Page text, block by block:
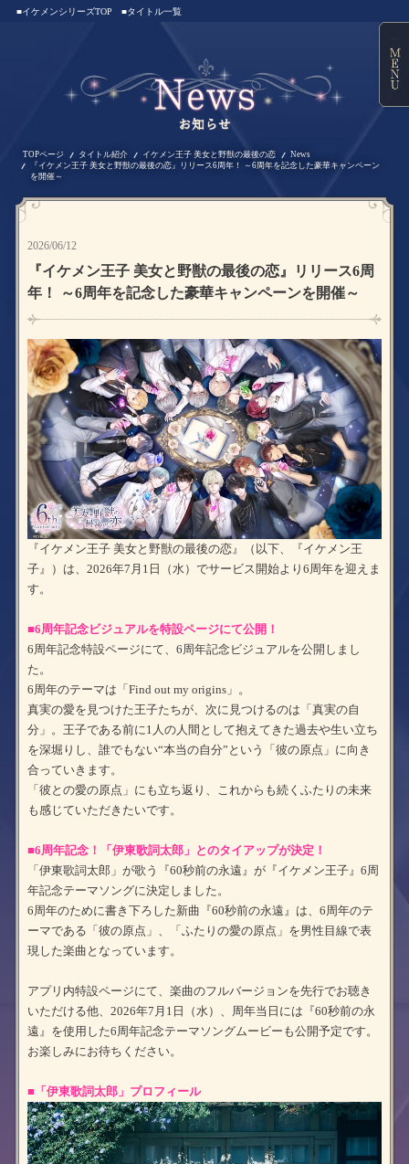
■イケメンシリーズTOP ■タイトル一覧
TOPページ タイトル紹介 イケメン王子 美女と野獣の最後の恋
News
『イケメン王子 美女と野獣の最後の恋』リリース6周年！ ～6周年を記念した豪華キャンペーン
を開催～
2026/06/12
『イケメン王子 美女と野獣の最後の恋』リリース6周
年！ ～6周年を記念した豪華キャンペーンを開催～
『イケメン王子 美女と野獣の最後の恋』（以下、『イケメン王
子』）は、2026年7月1日（水）でサービス開始より6周年を迎えま
す。
■6周年記念ビジュアルを特設ページにて公開！
6周年記念特設ページにて、6周年記念ビジュアルを公開しまし
た。
6周年のテーマは「Find out my origins」。
真実の愛を見つけた王子たちが、次に見つけるのは「真実の自
分」。王子である前に1人の人間として抱えてきた過去や生い立ち
を深堀りし、誰でもない“本当の自分”という「彼の原点」に向き
合っていきます。
「彼との愛の原点」にも立ち返り、これからも続くふたりの未来
も感じていただきたいです。
■6周年記念！「伊東歌詞太郎」とのタイアップが決定！
「伊東歌詞太郎」が歌う『60秒前の永遠』が『イケメン王子』6周
年記念テーマソングに決定しました。
6周年のために書き下ろした新曲『60秒前の永遠』は、6周年のテ
ーマである「彼の原点」、「ふたりの愛の原点」を男性目線で表
現した楽曲となっています。
アプリ内特設ページにて、楽曲のフルバージョンを先行でお聴き
いただける他、2026年7月1日（水）、周年当日には『60秒前の永
遠』を使用した6周年記念テーマソングムービーも公開予定です。
お楽しみにお待ちください。
■「伊東歌詞太郎」プロフィール